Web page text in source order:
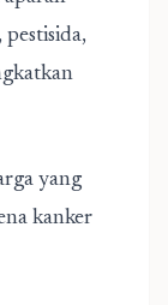
pestisida,
yang
kanker